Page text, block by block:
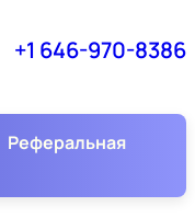
+1 646-970-8386
Реферальная